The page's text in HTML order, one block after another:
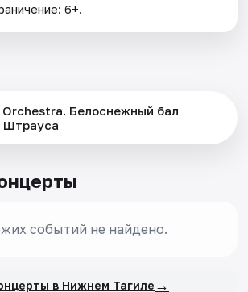
6+.
Orchestra. Белоснежный бал
Штрауса
событий не найдено.
в Нижнем Тагиле →